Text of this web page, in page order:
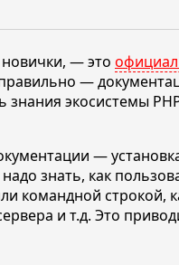
— это
—
знания экосистемы
—
знать, как
командной строкой,
и т.д. Это